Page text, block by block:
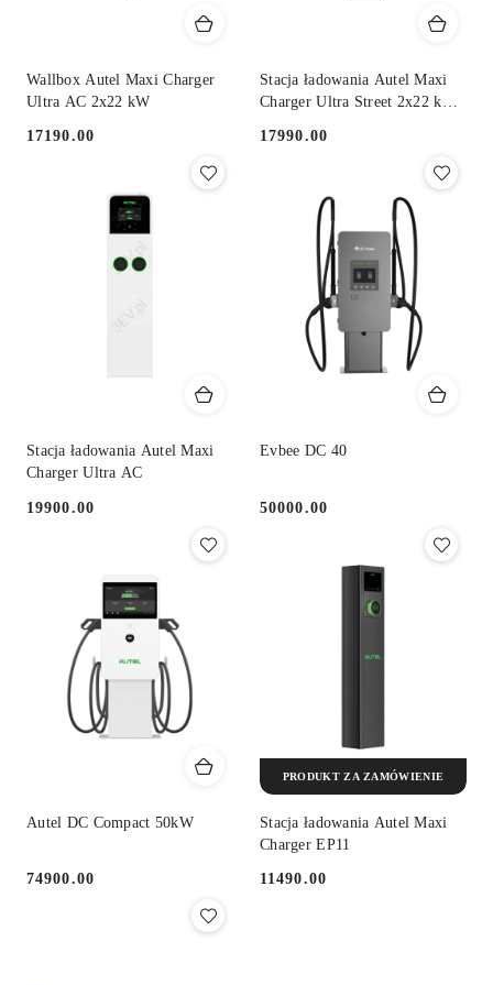
Wallbox Autel Maxi Charger
Ultra AC 2x22 kW
17190.00
Stacja ładowania Autel Maxi
Charger Ultra Street 2x22 kW
17990.00
Stacja ładowania Autel Maxi
Charger Ultra AC
Cena:
19900.00
Evbee DC 40
Cena:
50000.00
Autel DC Compact 50kW
Cena:
74900.00
Stacja ładowania Autel Maxi
Charger EP11
Cena:
11490.00
PRODUKT ZA ZAMÓWIENIE